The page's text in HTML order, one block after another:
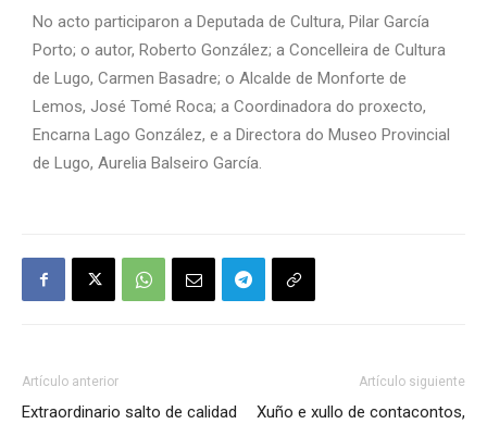
No acto participaron a Deputada de Cultura, Pilar García
Porto; o autor, Roberto González; a Concelleira de Cultura
de Lugo, Carmen Basadre; o Alcalde de Monforte de
Lemos, José Tomé Roca; a Coordinadora do proxecto,
Encarna Lago González, e a Directora do Museo Provincial
de Lugo, Aurelia Balseiro García.
Artículo anterior
Extraordinario salto de calidad
Artículo siguiente
Xuño e xullo de contacontos,